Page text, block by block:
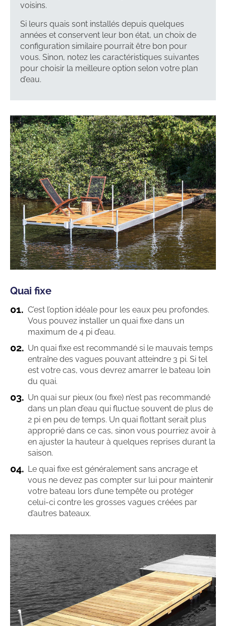
voisins.
Si leurs quais sont installés depuis quelques
années et conservent leur bon état, un choix de
configuration similaire pourrait être bon pour
vous. Sinon, notez les caractéristiques suivantes
pour choisir la meilleure option selon votre plan
d’eau.
Quai fixe
C’est l’option idéale pour les eaux peu profondes.
Vous pouvez installer un quai fixe dans un
maximum de 4 pi d’eau.
Un quai fixe est recommandé si le mauvais temps
entraîne des vagues pouvant atteindre 3 pi. Si tel
est votre cas, vous devrez amarrer le bateau loin
du quai.
Un quai sur pieux (ou fixe) n’est pas recommandé
dans un plan d’eau qui fluctue souvent de plus de
2 pi en peu de temps. Un quai flottant serait plus
approprié dans ce cas, sinon vous pourriez avoir à
en ajuster la hauteur à quelques reprises durant la
saison.
Le quai fixe est généralement sans ancrage et
vous ne devez pas compter sur lui pour maintenir
votre bateau lors d’une tempête ou protéger
celui-ci contre les grosses vagues créées par
d’autres bateaux.